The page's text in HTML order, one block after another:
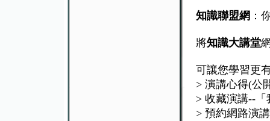
知識聯盟網 ：
將知識大講堂
可讓您學習更
> 演講心得(公
> 收藏演講--
> 預約網路演